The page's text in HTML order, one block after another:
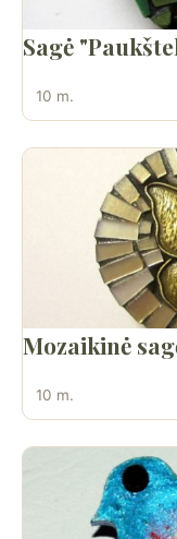
Sagė
10 m.
Mozaikinė
10 m.